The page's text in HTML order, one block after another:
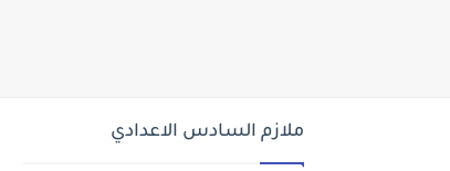
ملازم السادس الاعدادي